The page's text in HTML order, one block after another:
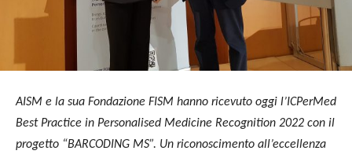
AISM e la sua Fondazione FISM hanno ricevuto oggi l’ICPerMed
Best Practice in Personalised Medicine Recognition 2022 con il
progetto “BARCODING MS”. Un riconoscimento all’eccellenza